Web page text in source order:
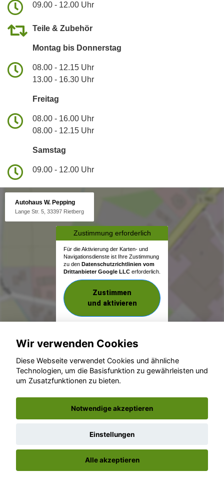
09.00 - 12.00 Uhr
Teile & Zubehör
Montag bis Donnerstag
08.00 - 12.15 Uhr
13.00 - 16.30 Uhr
Freitag
08.00 - 16.00 Uhr
08.00 - 12.15 Uhr
Samstag
09.00 - 12.00 Uhr
Autohaus W. Pepping
Lange Str. 5, 33397 Rietberg
Zustimmung erforderlich
Für die Aktivierung der Karten- und
Navigationsdienste ist Ihre Zustimmung
zu den Datenschutzrichtlinien vom
Drittanbieter Google LLC erforderlich.
Zustimmen
und aktivieren
© konjunkturmotor.de GmbH 2020 - 2026
Wir verwenden Cookies
Diese Webseite verwendet Cookies und ähnliche
Technologien, um die Basisfunktion zu gewährleisten und
um Zusatzfunktionen zu bieten.
Notwendige akzeptieren
Einstellungen
Alle akzeptieren